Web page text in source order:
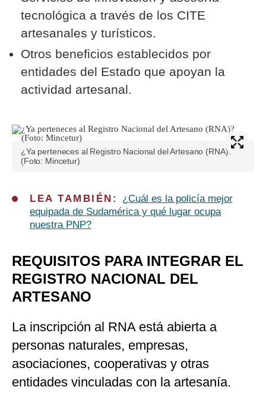
tecnológica a través de los CITE
artesanales y turísticos.
Otros beneficios establecidos por
entidades del Estado que apoyan la
actividad artesanal.
¿Ya perteneces al Registro Nacional del Artesano (RNA)?
(Foto: Mincetur)
LEA TAMBIÉN: ¿Cuál es la policía mejor
equipada de Sudamérica y qué lugar ocupa
nuestra PNP?
REQUISITOS PARA INTEGRAR EL
REGISTRO NACIONAL DEL
ARTESANO
La inscripción al RNA está abierta a
personas naturales, empresas,
asociaciones, cooperativas y otras
entidades vinculadas con la artesanía.